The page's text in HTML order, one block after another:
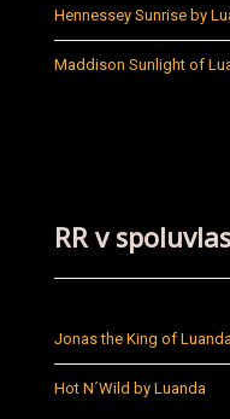
Hennessey Sunrise by
Maddison Sunlight of
RR v
Jonas the King of
Hot N´Wild by Luanda